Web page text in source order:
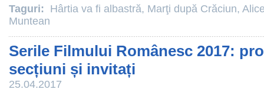
Taguri: Hârtia va fi albastră, Marţi după Crăciun,
Muntean
Serile Filmului Românesc 2017:
secțiuni și invitați
25.04.2017